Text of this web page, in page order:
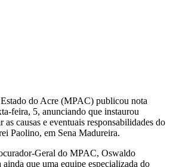
do Acre (MPAC) publicou nota
feira, 5, anunciando que instaurou
as causas e eventuais responsabilidades do
Paolino, em Sena Madureira.
Geral do MPAC, Oswaldo
que uma equipe especializada do